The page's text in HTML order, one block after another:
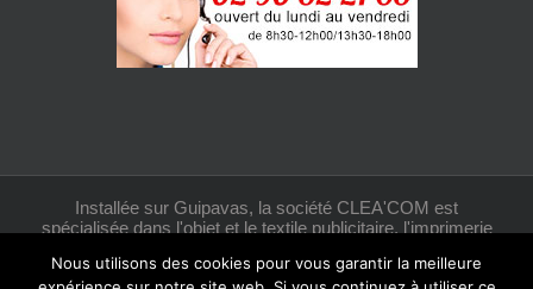
Installée sur Guipavas, la société CLEA'COM est
spécialisée dans l'objet et le textile publicitaire, l'imprimerie
Nous utilisons des cookies pour vous garantir la meilleure